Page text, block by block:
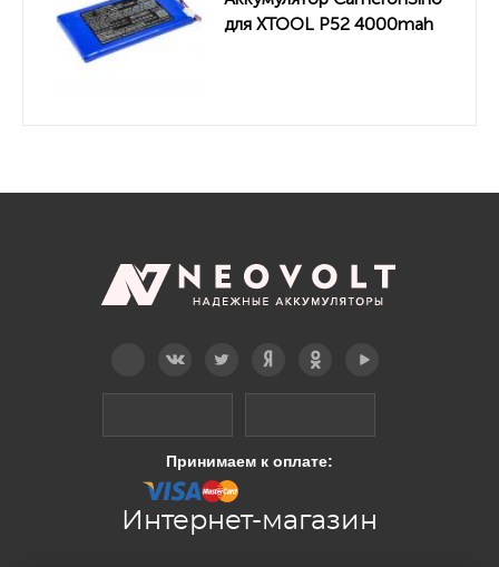
для XTOOL P52 4000mah
Принимаем к оплате:
Интернет-магазин